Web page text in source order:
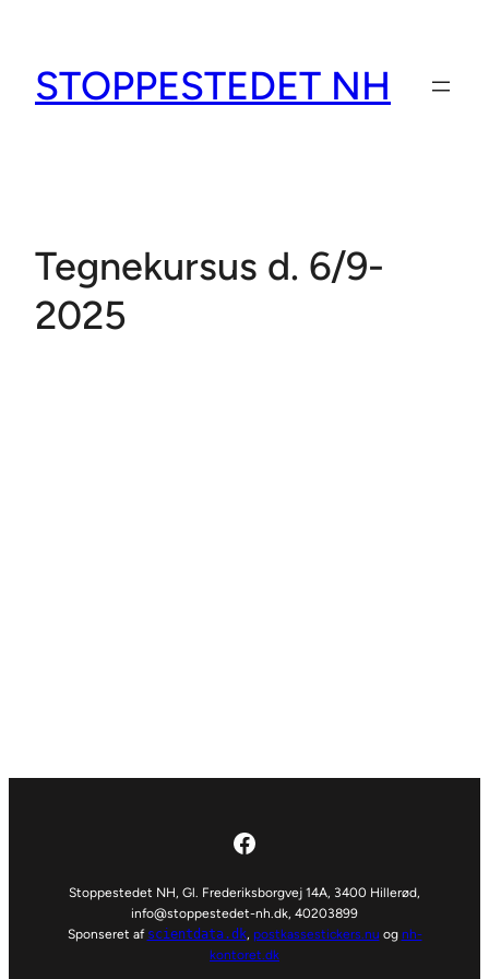
indhold
STOPPESTEDET NH
Tegnekursus d. 6/9-
2025
Facebook
Stoppestedet NH, Gl. Frederiksborgvej 14A, 3400 Hillerød,
info@stoppestedet-nh.dk, 40203899
Sponseret af scientdata.dk, postkassestickers.nu og nh-
kontoret.dk